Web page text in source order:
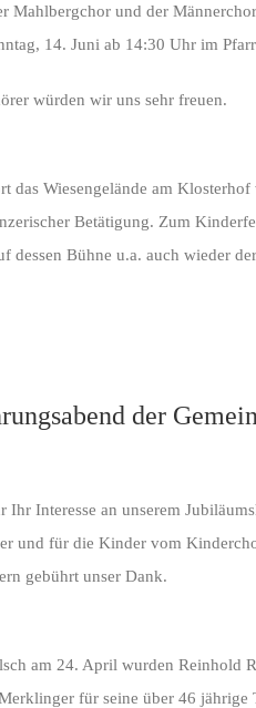
Mahlbergchor und der
14. Juni ab 14:30 Uhr im
würden wir uns sehr freuen.
das Wiesengelände am
Betätigung. Zum
dessen Bühne u.a. auch wieder
der
Ihr Interesse an unserem
und für die Kinder vom
gebührt unser Dank.
am 24. April wurden Reinhold
für seine über 46